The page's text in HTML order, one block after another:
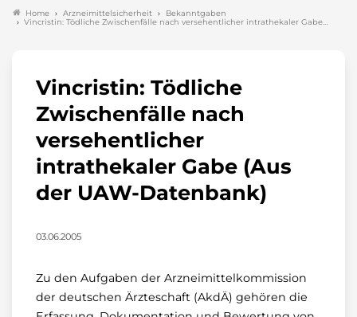
Home Arzneimittelsicherheit
Bekanntgaben
Vincristin: Tödliche Zwischenfälle nach versehentlicher intrathekaler Gabe…
Vincristin: Tödliche
Zwischenfälle nach
versehentlicher
intrathekaler Gabe (Aus
der UAW-Datenbank)
03.06.2005
Zu den Aufgaben der Arzneimittelkommission
der deutschen Ärzteschaft (AkdÄ) gehören die